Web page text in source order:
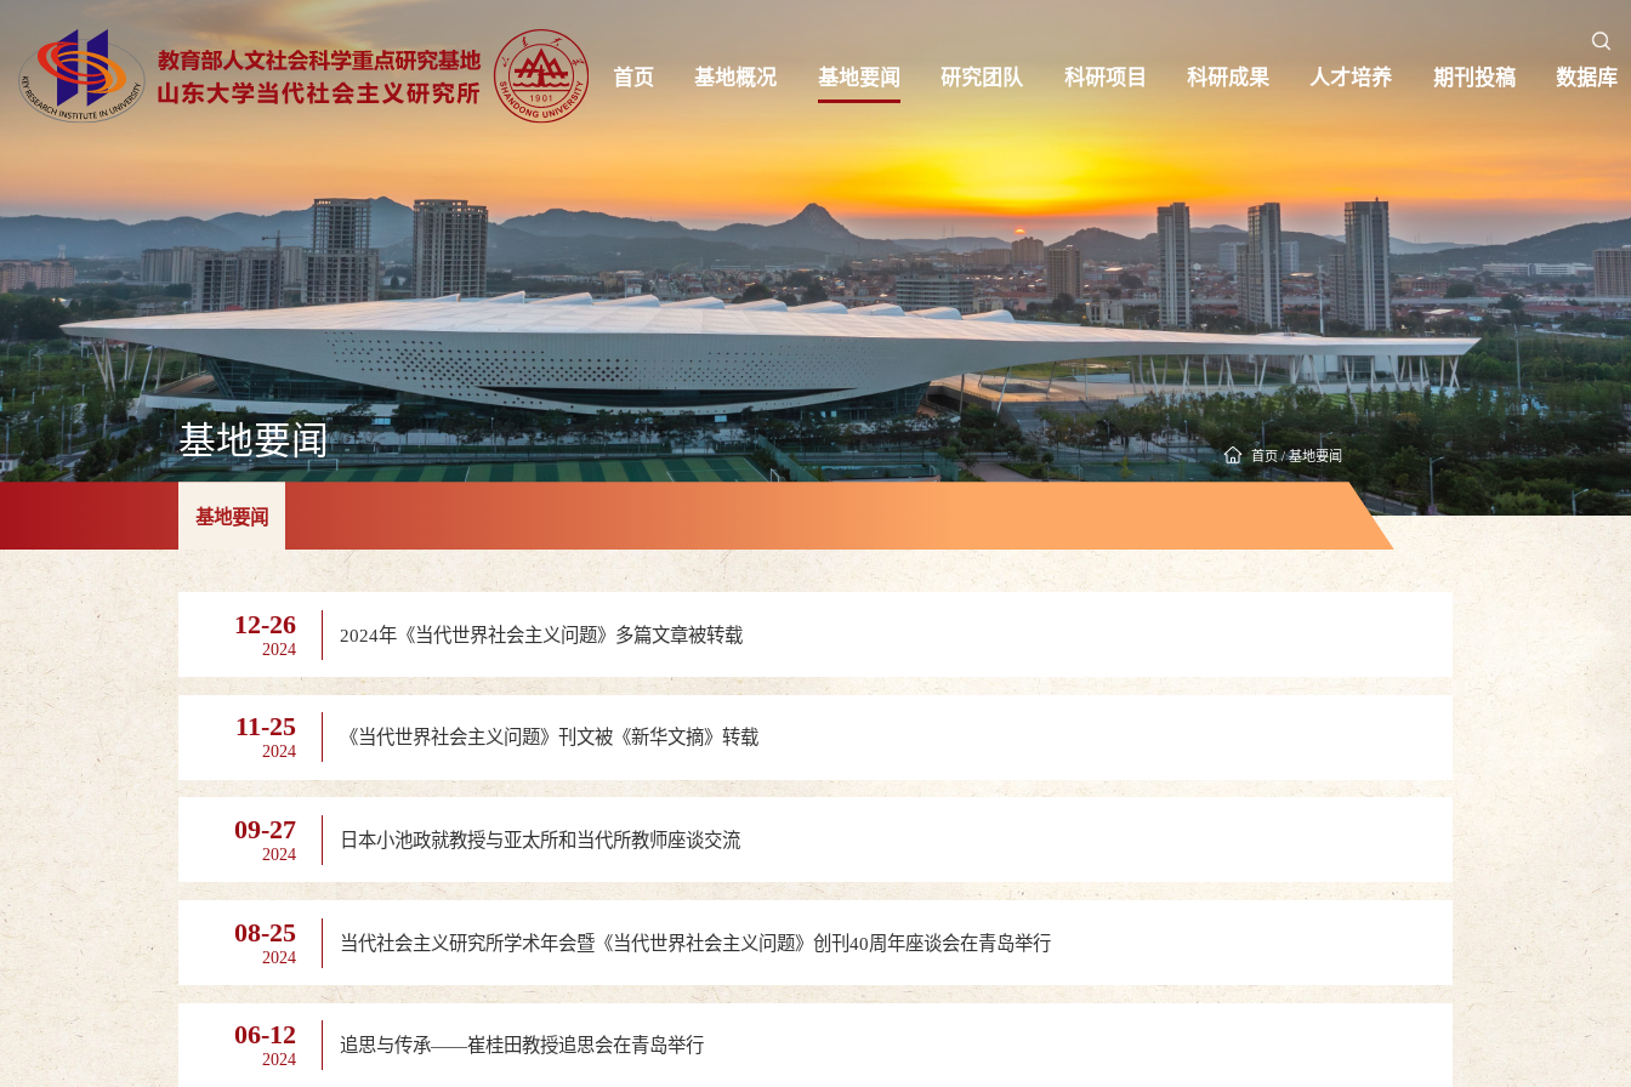
首页 基地概况 基地要闻 研究团队 科研项目 科研成果 人才培养 期刊投稿 数据库
基地要闻 首页/基地要闻
基地要闻
12-26
2024
2024年《当代世界社会主义问题》多篇文章被转载
11-25
2024
《当代世界社会主义问题》刊文被《新华文摘》转载
09-27
2024
日本小池政就教授与亚太所和当代所教师座谈交流
08-25
2024
当代社会主义研究所学术年会暨《当代世界社会主义问题》创刊40周年座谈会在青岛举行
06-12
2024
追思与传承——崔桂田教授追思会在青岛举行